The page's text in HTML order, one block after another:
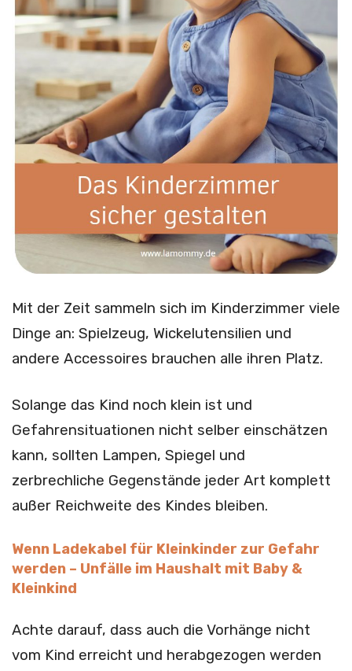
Mit der Zeit sammeln sich im Kinderzimmer viele
Dinge an: Spielzeug, Wickelutensilien und
andere Accessoires brauchen alle ihren Platz.
Solange das Kind noch klein ist und
Gefahrensituationen nicht selber einschätzen
kann, sollten Lampen, Spiegel und
zerbrechliche Gegenstände jeder Art komplett
außer Reichweite des Kindes bleiben.
Wenn Ladekabel für Kleinkinder zur Gefahr
werden – Unfälle im Haushalt mit Baby &
Kleinkind
Achte darauf, dass auch die Vorhänge nicht
vom Kind erreicht und herabgezogen werden